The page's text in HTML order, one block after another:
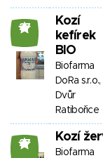
27
Kozí
kefírek
BIO
Biofarma
DoRa s.r.o.,
Dvůr
Ratibořice
27 Kozí
Biofarma